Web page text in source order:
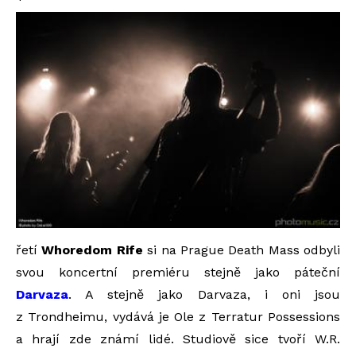
řetíWhoredom Rife si na Prague Death Mass odbyli
svou koncertní premiéru stejně jako páteční
Darvaza. A stejně jako Darvaza, i oni jsou
z Trondheimu, vydává je Ole z Terratur Possessions
a hrají zde známí lidé. Studiově sice tvoří W.R.